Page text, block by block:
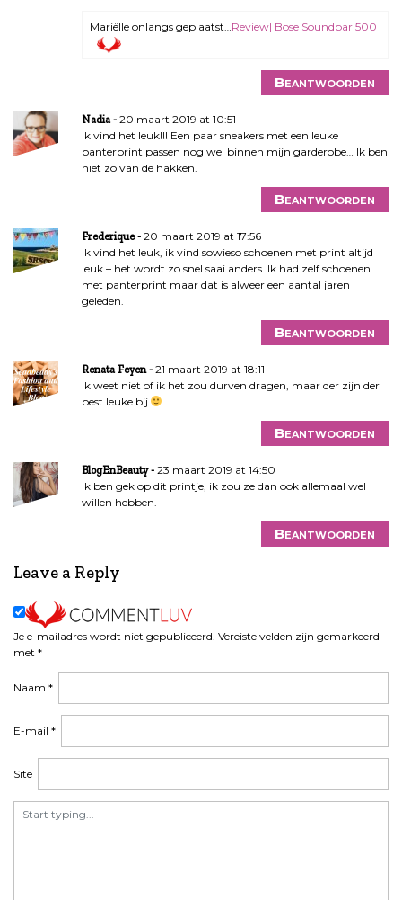
Mariëlle onlangs geplaatst…Review| Bose Soundbar 500
Beantwoorden
Nadia
20 maart 2019 at 10:51
Ik vind het leuk!!! Een paar sneakers met een leuke
panterprint passen nog wel binnen mijn garderobe… Ik ben
niet zo van de hakken.
Beantwoorden
Frederique
20 maart 2019 at 17:56
Ik vind het leuk, ik vind sowieso schoenen met print altijd
leuk – het wordt zo snel saai anders. Ik had zelf schoenen
met panterprint maar dat is alweer een aantal jaren
geleden.
Beantwoorden
Renata Feyen
21 maart 2019 at 18:11
Ik weet niet of ik het zou durven dragen, maar der zijn der
best leuke bij
Beantwoorden
BlogEnBeauty
23 maart 2019 at 14:50
Ik ben gek op dit printje, ik zou ze dan ook allemaal wel
willen hebben.
Beantwoorden
Leave a Reply
Je e-mailadres wordt niet gepubliceerd. Vereiste velden zijn gemarkeerd
met *
Naam *
E-mail *
Site